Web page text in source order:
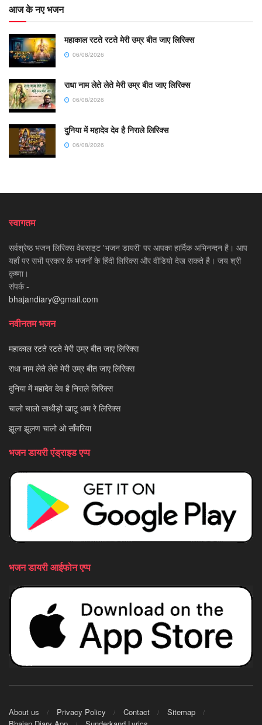
आज के नए भजन
महाकाल रटते रटते मेरी उम्र बीत जाए लिरिक्स
06/08/2026
राधा नाम लेते लेते मेरी उम्र बीत जाए लिरिक्स
06/08/2026
दुनिया में महादेव देव है निराले लिरिक्स
06/08/2026
स्वागतम
सर्वश्रेष्ठ भजन लिरिक्स वेबसाइट 'भजन डायरी' पर आपका हार्दिक अभिनन्दन है। आप
यहाँ पर सभी प्रकार के भजनों के हिंदी लिरिक्स और वीडियो देख सकते है। जय श्री
कृष्णा।
संपर्क -
bhajandiary@gmail.com
नवीनतम भजन
महाकाल रटते रटते मेरी उम्र बीत जाए लिरिक्स
राधा नाम लेते लेते मेरी उम्र बीत जाए लिरिक्स
दुनिया में महादेव देव है निराले लिरिक्स
चालो चालो साथीड़ो खाटू धाम रे लिरिक्स
झूला झूलण चालो ओ साँवरिया
भजन डायरी एंड्राइड एप्प
भजन डायरी आईफोन एप्प
About us Privacy Policy Contact
Sitemap